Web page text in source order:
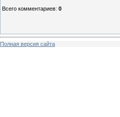
Всего комментариев: 0
Полная версия сайта